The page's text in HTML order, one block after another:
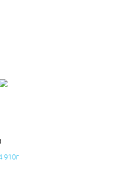
910г